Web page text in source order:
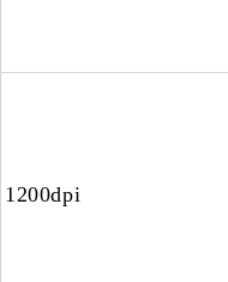
1200dpi